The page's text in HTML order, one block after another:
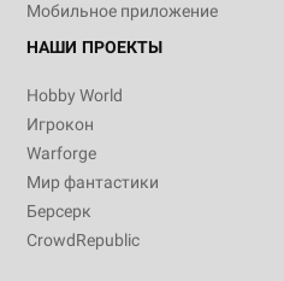
Мобильное приложение
НАШИ ПРОЕКТЫ
Hobby World
Игрокон
Warforge
Мир фантастики
Берсерк
CrowdRepublic